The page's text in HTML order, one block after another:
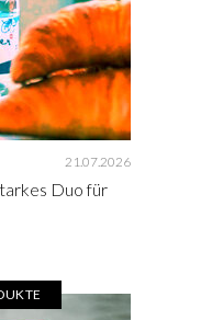
21.07.2026
Duo für